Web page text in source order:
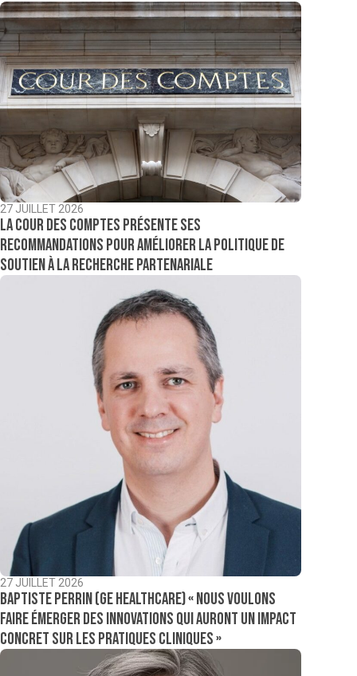
27 JUILLET 2026
La Cour des comptes présente ses
recommandations pour améliorer la politique de
soutien à la recherche partenariale
27 JUILLET 2026
Baptiste Perrin (GE Healthcare) « Nous voulons
faire émerger des innovations qui auront un impact
concret sur les pratiques cliniques »